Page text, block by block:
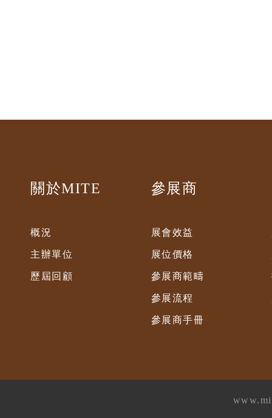
關於MITE
概況
主辦單位
歷屆回顧
參展商
展會效益
展位價格
參展商範疇
參展流程
參展商手冊